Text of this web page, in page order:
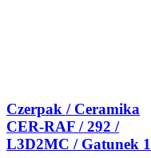
Czerpak / Ceramika
CER-RAF / 292 /
L3D2MC / Gatunek 1